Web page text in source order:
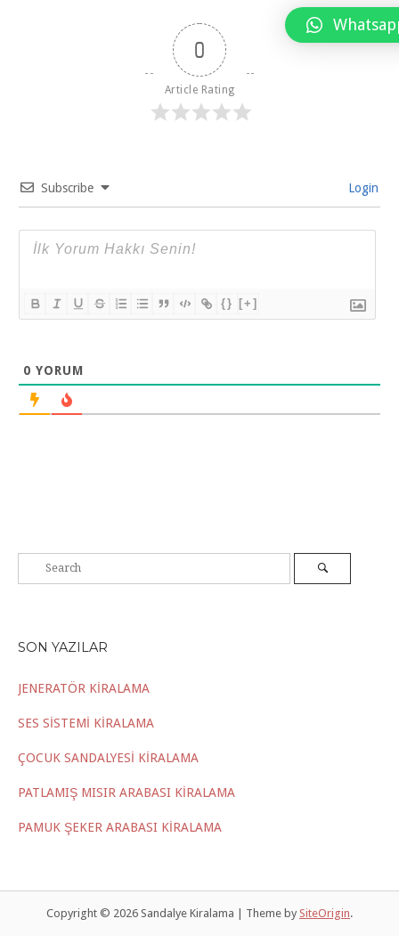
0
Article Rating
Subscribe Login
{} [+]
0 YORUM
SON YAZILAR
JENERATÖR KİRALAMA
SES SİSTEMİ KİRALAMA
ÇOCUK SANDALYESİ KİRALAMA
PATLAMIŞ MISIR ARABASI KİRALAMA
PAMUK ŞEKER ARABASI KİRALAMA
Copyright © 2026 Sandalye Kiralama Theme by SiteOrigin.